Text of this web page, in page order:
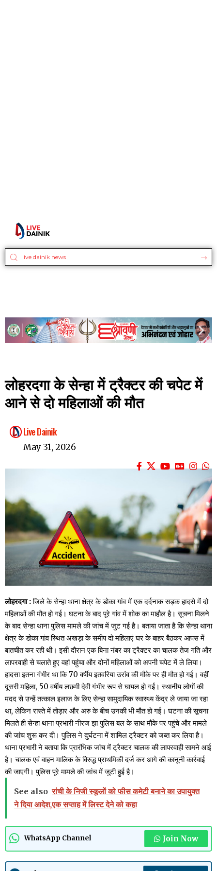
लोहरदगा के सेन्हा में ट्रैक्टर की चपेट में
आने से दो महिलाओं की मौत
Live Dainik
May 31, 2026
लोहरदगा :जिले के सेन्हा थाना क्षेत्र के डोका गांव में एक दर्दनाक सड़क हादसे में दो
महिलाओं की मौत हो गई। घटना के बाद पूरे गांव में शोक का माहौल है। सूचना मिलने
के बाद सेन्हा थाना पुलिस मामले की जांच में जुट गई है। बताया जाता है कि सेन्हा थाना
क्षेत्र के डोका गांव स्थित अखड़ा के समीप दो महिलाएं घर के बाहर बैठकर आपस में
बातचीत कर रही थी। इसी दौरान एक बिना नंबर का ट्रैक्टर का चालक तेज गति और
लापरवाही से चलाते हुए वहां पहुंचा और दोनों महिलाओं को अपनी चपेट में ले लिया।
हादसा इतना गंभीर था कि 70 वर्षीय इतवरिया उरांव की मौके पर ही मौत हो गई। वहीं
दूसरी महिला, 50 वर्षीय लछमी देवी गंभीर रूप से घायल हो गईं। स्थानीय लोगों की
मदद से उन्हें तत्काल इलाज के लिए सेन्हा सामुदायिक स्वास्थ्य केंद्र ले जाया जा रहा
था, लेकिन रास्ते में तोड़ार और अरु के बीच उनकी भी मौत हो गई। घटना की सूचना
मिलते ही सेन्हा थाना प्रभारी नीरज झा पुलिस बल के साथ मौके पर पहुंचे और मामले
की जांच शुरू कर दी। पुलिस ने दुर्घटना में शामिल ट्रैक्टर को जब्त कर लिया है।
थाना प्रभारी ने बताया कि प्रारंभिक जांच में ट्रैक्टर चालक की लापरवाही सामने आई
है। चालक एवं वाहन मालिक के विरुद्ध प्राथमिकी दर्ज कर आगे की कानूनी कार्रवाई
की जाएगी। पुलिस पूरे मामले की जांच में जुटी हुई है।
See also रांची के निजी स्कूलों को फीस कमेटी बनाने का उपायुक्त
ने दिया आदेश,एक सप्ताह में लिस्ट देने को कहा
WhatsApp Channel Join Now